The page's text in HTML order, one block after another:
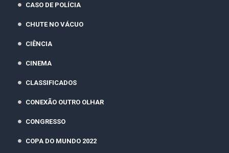
CASO DE POLÍCIA
CHUTE NO VÁCUO
CIÊNCIA
CINEMA
CLASSIFICADOS
CONEXÃO OUTRO OLHAR
CONGRESSO
COPA DO MUNDO 2022